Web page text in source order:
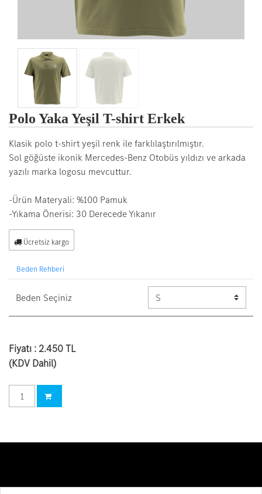
Polo Yaka Yeşil T-shirt Erkek
Klasik polo t-shirt yeşil renk ile farklılaştırılmıştır.
Sol göğüste ikonik Mercedes-Benz Otobüs yıldızı ve arkada
yazılı marka logosu mevcuttur.
-Ürün Materyali: %100 Pamuk
-Yıkama Önerisi: 30 Derecede Yıkanır
Ücretsiz kargo
Beden Rehberi
Beden Seçiniz Beden Seçiniz
Fiyatı : 2.450 TL
(KDV Dahil)
Sepete ekle